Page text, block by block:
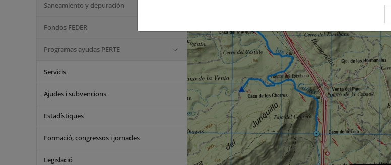
Saneamiento y depuración
Fondos FEDER
Programas ayudas PERTE
Servicis
Ajudes i subvencions
Estadístiques
Formació, congressos i jornades
Legislació